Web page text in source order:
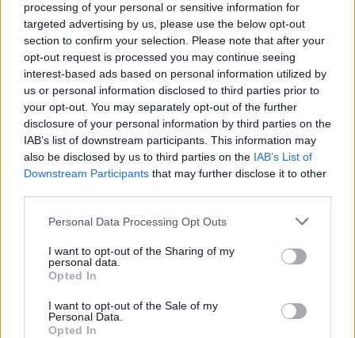
processing of your personal or sensitive information for
targeted advertising by us, please use the below opt-out
section to confirm your selection. Please note that after your
opt-out request is processed you may continue seeing
interest-based ads based on personal information utilized by
us or personal information disclosed to third parties prior to
your opt-out. You may separately opt-out of the further
disclosure of your personal information by third parties on the
IAB’s list of downstream participants. This information may
also be disclosed by us to third parties on the IAB’s List of
Downstream Participants that may further disclose it to other
Please note that this website/app uses one or more Google
not limited to your visit or usage behaviour. You may click to
grant or deny consent to Google and its third-party tags to
use your data for below specified purposes in below Google
consent section.
Personal Data Processing Opt Outs
I want to opt-out of the Sharing of my
personal data.
Opted In
I want to opt-out of the Sale of my
Personal Data.
Opted In
Video
Player
is
loading.
is
a
modal
window.
the server or network failed or because the format
is not supported.
„Ez a tesztnap remek alkalmat adott arra, hogy
minden csapat megismerje a 2026-os abroncsok
végleges változatát, amelyet hétfőn jóváhagytak”
– fogalmazott, majd kitért arra is, hogy a szezon
során szervezett különböző gumiteszteken a
csapatok mindig más-más fejlesztési szakaszban
járó prototípusokat próbálhattak ki.